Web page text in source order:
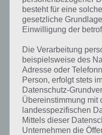
besteht für eine
gesetzliche
Einwilligung der
Die Verarbeitung
beispielsweise des
Adresse oder
Person, erfolgt stets
Datenschutz-
Übereinstimmung mit
landesspezifischen
Mittels dieser
Unternehmen die